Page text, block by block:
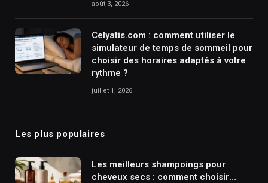
août 3, 2026
Celyatis.com : comment utiliser le
simulateur de temps de sommeil pour
choisir des horaires adaptés à votre
rythme ?
juillet 1, 2026
Les plus populaires
Les meilleurs shampoings pour
cheveux secs : comment choisir